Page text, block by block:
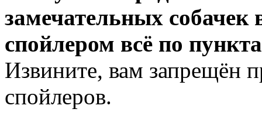
замечательных
спойлером всё по
Извините, вам запрещён
спойлеров.